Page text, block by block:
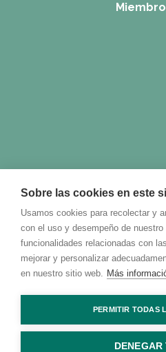
Sobre las cookies en este
Usamos cookies para recolectar y
con el uso y desempeño de
funcionalidades relacionadas con
mejorar y personalizar
en nuestro sitio web. Más
PERMITIR TODAS
DENEGAR